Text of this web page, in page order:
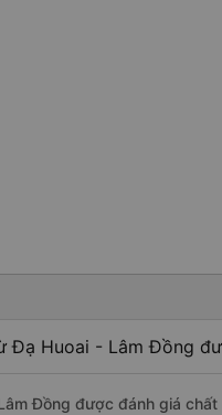
Đạ Huoai - Lâm Đồng
Đồng được đánh giá